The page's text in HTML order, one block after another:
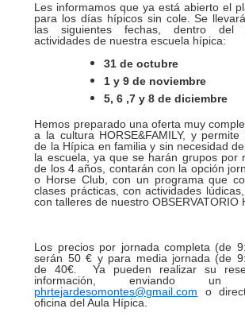
Les informamos que ya está abierto el
para los días hípicos sin cole. Se
las siguientes fechas, dentro del
actividades de nuestra escuela hípica:
31 de octubre
1 y 9 de noviembre
5, 6 ,7 y 8 de diciembre
Hemos preparado una oferta muy
a la cultura HORSE&FAMILY, y
de la Hípica en familia y sin necesidad
la escuela, ya que se harán grupos por
de los 4 años, contarán con la opción
o Horse Club, con un programa que
clases prácticas, con actividades
con talleres de nuestro OBSERVATORIO
Los precios por jornada completa (de
serán 50 € y para media jornada (de
de40€. Ya pueden realizar su
información, enviando
phrtejardesomontes@gmail.com o
oficina del Aula Hípica.